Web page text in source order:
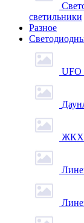
светильники
Разное
UFO
ЖКХ